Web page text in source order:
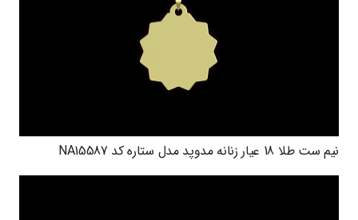
نیم ست طلا 18 عیار زنانه مدوپد مدل ستاره کد NA15587